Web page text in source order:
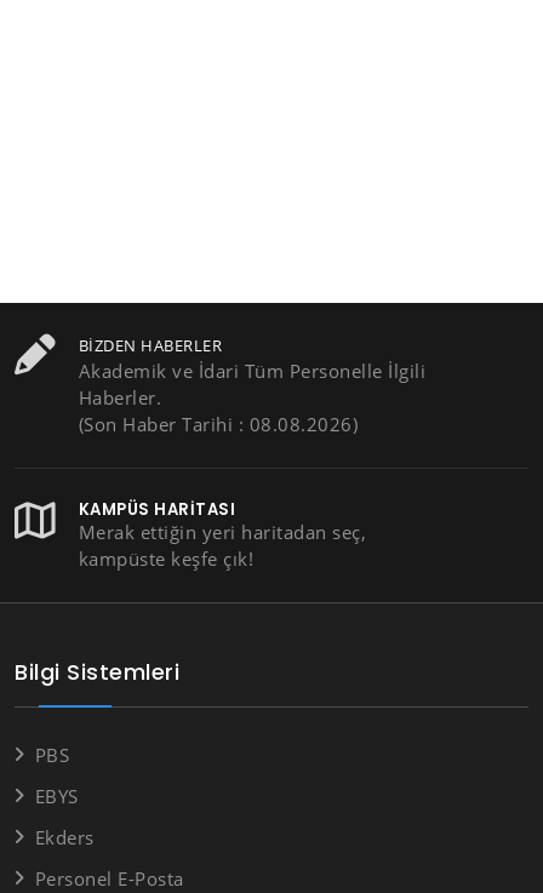
BIZDEN HABERLER
Akademik ve İdari Tüm Personelle İlgili
Haberler.
(Son Haber Tarihi : 08.08.2026)
KAMPÜS HARITASI
Merak ettiğin yeri haritadan seç,
kampüste keşfe çık!
Bilgi Sistemleri
PBS
EBYS
Ekders
Personel E-Posta